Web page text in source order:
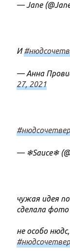
— Jane
И
— Анна
27, 2021
— ❄Sauce❄
чужая идея
сделала фото
не особо